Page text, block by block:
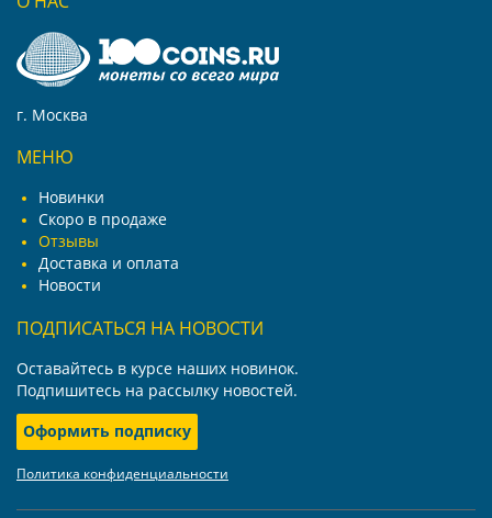
г. Москва
МЕНЮ
Новинки
Скоро в продаже
Отзывы
Доставка и оплата
Новости
ПОДПИСАТЬСЯ НА НОВОСТИ
Оставайтесь в курсе наших новинок.
Подпишитесь на рассылку новостей.
Оформить подписку
Политика конфиденциальности